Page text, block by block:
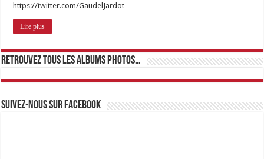
https://twitter.com/GaudelJardot
Lire plus
Retrouvez tous les albums photos…
Suivez-nous sur Facebook